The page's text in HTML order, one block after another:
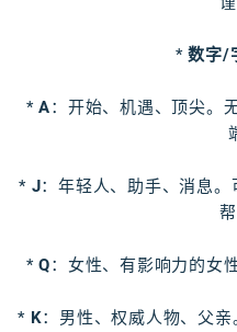
*数字/
*A：开始、机遇、顶尖。
* J：年轻人、助手、消息
*Q：女性、有影响力的女
* K：男性、权威人物、父